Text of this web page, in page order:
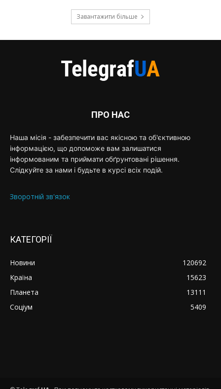
Завантажити більше
ПРО НАС
Наша місія - забезпечити вас якісною та об'єктивною
інформацією, що допоможе вам залишатися
інформованим та приймати обґрунтовані рішення.
Слідкуйте за нами і будьте в курсі всіх подій.
Зворотній зв'язок
КАТЕГОРІЇ
Новини
120692
Країна
15623
Планета
13111
Соціум
5409